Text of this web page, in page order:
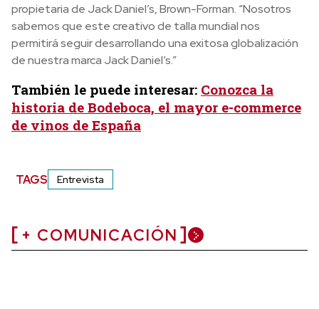
propietaria de Jack Daniel’s, Brown-Forman. “Nosotros
sabemos que este creativo de talla mundial nos
permitirá seguir desarrollando una exitosa globalización
de nuestra marca Jack Daniel’s.”
También le puede interesar: Conozca la
historia de Bodeboca, el mayor e-commerce
de vinos de España
TAGS Entrevista
+ COMUNICACIÓN